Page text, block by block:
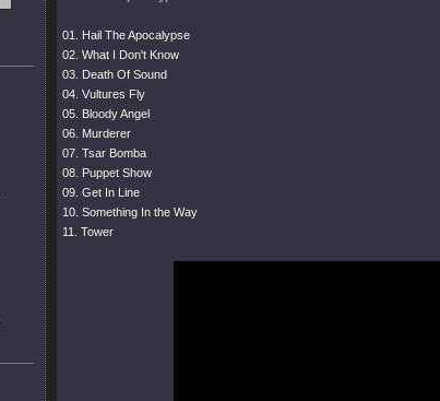
01. Hail The Apocalypse
02. What I Don't Know
03. Death Of Sound
04. Vultures Fly
05. Bloody Angel
06. Murderer
07. Tsar Bomba
08. Puppet Show
09. Get In Line
10. Something In the Way
11. Tower